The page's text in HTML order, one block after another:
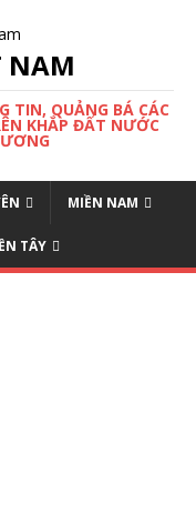
NAM
TIN, QUẢNG BÁ CÁC
KHẮP ĐẤT NƯỚC
MIỀN NAM
TÂY